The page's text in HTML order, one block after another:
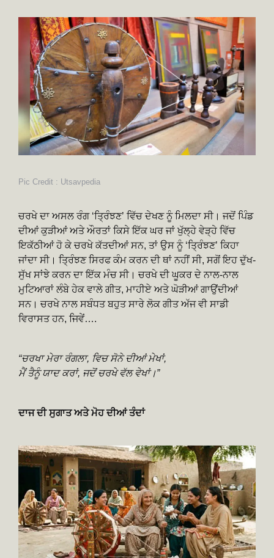
Pic Credit : Utsavpedia
ਚਰਖੇ ਦਾ ਅਸਲ ਰੰਗ ‘ਤ੍ਰਿੰਝਣ’ ਵਿੱਚ ਦੇਖਣ ਨੂੰ ਮਿਲਦਾ ਸੀ। ਜਦੋਂ ਪਿੰਡ
ਦੀਆਂ ਕੁੜੀਆਂ ਅਤੇ ਔਰਤਾਂ ਕਿਸੇ ਇੱਕ ਘਰ ਜਾਂ ਖੁੱਲ੍ਹੇ ਵੇੜ੍ਹੇ ਵਿੱਚ
ਇਕੱਠੀਆਂ ਹੋ ਕੇ ਚਰਖੇ ਕੱਤਦੀਆਂ ਸਨ, ਤਾਂ ਉਸ ਨੂੰ ‘ਤ੍ਰਿੰਝਣ’ ਕਿਹਾ
ਜਾਂਦਾ ਸੀ। ਤ੍ਰਿੰਝਣ ਸਿਰਫ ਕੰਮ ਕਰਨ ਦੀ ਥਾਂ ਨਹੀਂ ਸੀ, ਸਗੋਂ ਇਹ ਦੁੱਖ-
ਸੁੱਖ ਸਾਂਝੇ ਕਰਨ ਦਾ ਇੱਕ ਮੰਚ ਸੀ। ਚਰਖੇ ਦੀ ਘੂਕਰ ਦੇ ਨਾਲ-ਨਾਲ
ਮੁਟਿਆਰਾਂ ਲੰਬੇ ਹੇਕ ਵਾਲੇ ਗੀਤ, ਮਾਹੀਏ ਅਤੇ ਘੋੜੀਆਂ ਗਾਉਂਦੀਆਂ
ਸਨ। ਚਰਖੇ ਨਾਲ ਸਬੰਧਤ ਬਹੁਤ ਸਾਰੇ ਲੋਕ ਗੀਤ ਅੱਜ ਵੀ ਸਾਡੀ
ਵਿਰਾਸਤ ਹਨ, ਜਿਵੇਂ….
“ਚਰਖਾ ਮੇਰਾ ਰੰਗਲਾ, ਵਿਚ ਸੋਨੇ ਦੀਆਂ ਮੇਖਾਂ,
ਮੈਂ ਤੈਨੂੰ ਯਾਦ ਕਰਾਂ, ਜਦੋਂ ਚਰਖੇ ਵੱਲ ਵੇਖਾਂ।”
ਦਾਜ ਦੀ ਸੁਗਾਤ ਅਤੇ ਮੋਹ ਦੀਆਂ ਤੰਦਾਂ